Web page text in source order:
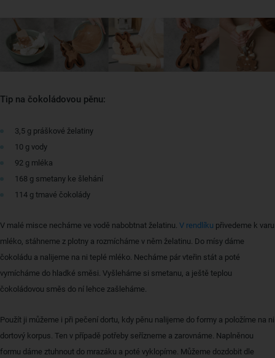
Tip na čokoládovou pěnu:
3,5 g práškové želatiny
10 g vody
92 g mléka
168 g smetany ke šlehání
114 g tmavé čokolády
V malé misce necháme ve vodě nabobtnat želatinu. V rendlíku přivedeme k varu
mléko, stáhneme z plotny a rozmícháme v něm želatinu. Do mísy dáme
čokoládu a nalijeme na ni teplé mléko. Necháme pár vteřin stát a poté
vymícháme do hladké směsi. Vyšleháme si smetanu, a ještě teplou
čokoládovou směs do ní lehce zašleháme.
Použít ji můžeme i při pečení dortu, kdy pěnu nalijeme do formy a položíme na ni
dortový korpus. Ten v případě potřeby seřízneme a zarovnáme. Naplněnou
formu dáme ztuhnout do mrazáku a poté vyklopíme. Můžeme dozdobit dle